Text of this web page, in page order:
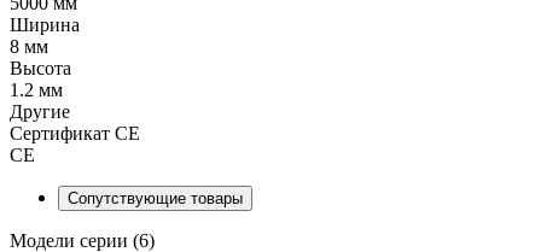
Ширина
8 мм
Высота
1.2 мм
Другие
Сертификат CE
CE
Сопутствующие товары
Модели серии (6)